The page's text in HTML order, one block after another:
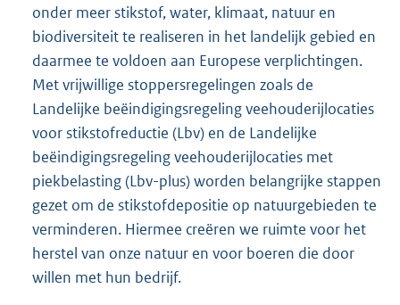
onder meer stikstof, water, klimaat, natuur en
biodiversiteit te realiseren in het landelijk gebied en
daarmee te voldoen aan Europese verplichtingen.
Met vrijwillige stoppersregelingen zoals de
Landelijke beëindigingsregeling veehouderijlocaties
voor stikstofreductie (Lbv) en de Landelijke
beëindigingsregeling veehouderijlocaties met
piekbelasting (Lbv-plus) worden belangrijke stappen
gezet om de stikstofdepositie op natuurgebieden te
verminderen. Hiermee creëren we ruimte voor het
herstel van onze natuur en voor boeren die door
willen met hun bedrijf.